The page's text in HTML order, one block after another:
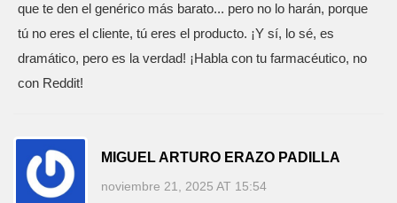
que te den el genérico más barato... pero no lo harán, porque
tú no eres el cliente, tú eres el producto. ¡Y sí, lo sé, es
dramático, pero es la verdad! ¡Habla con tu farmacéutico, no
con Reddit!
MIGUEL ARTURO ERAZO PADILLA
noviembre 21, 2025 AT 15:54